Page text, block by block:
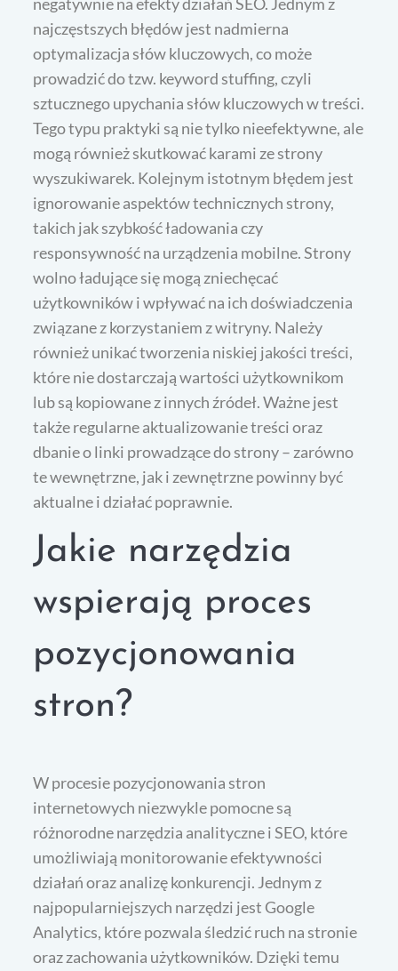
najczęstszych błędów jest nadmierna
optymalizacja słów kluczowych, co może
prowadzić do tzw. keyword stuffing, czyli
sztucznego upychania słów kluczowych w treści.
Tego typu praktyki są nie tylko nieefektywne, ale
mogą również skutkować karami ze strony
wyszukiwarek. Kolejnym istotnym błędem jest
ignorowanie aspektów technicznych strony,
takich jak szybkość ładowania czy
responsywność na urządzenia mobilne. Strony
wolno ładujące się mogą zniechęcać
użytkowników i wpływać na ich doświadczenia
związane z korzystaniem z witryny. Należy
również unikać tworzenia niskiej jakości treści,
które nie dostarczają wartości użytkownikom
lub są kopiowane z innych źródeł. Ważne jest
także regularne aktualizowanie treści oraz
dbanie o linki prowadzące do strony – zarówno
te wewnętrzne, jak i zewnętrzne powinny być
aktualne i działać poprawnie.
Jakie narzędzia
wspierają proces
pozycjonowania
stron?
W procesie pozycjonowania stron
internetowych niezwykle pomocne są
różnorodne narzędzia analityczne i SEO, które
umożliwiają monitorowanie efektywności
działań oraz analizę konkurencji. Jednym z
najpopularniejszych narzędzi jest Google
Analytics, które pozwala śledzić ruch na stronie
oraz zachowania użytkowników. Dzięki temu